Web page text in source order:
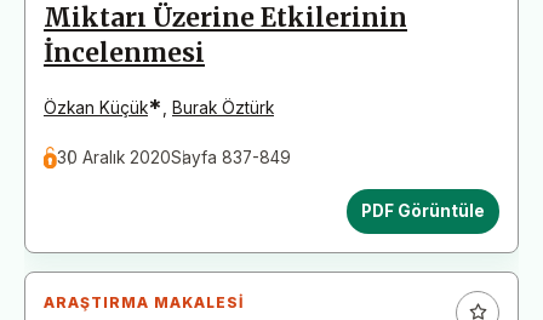
Miktarı Üzerine Etkilerinin
İncelenmesi
Özkan Küçük* Burak Öztürk
30 Aralık 2020Sayfa 837-849
PDF Görüntüle
ARAŞTIRMA MAKALESI